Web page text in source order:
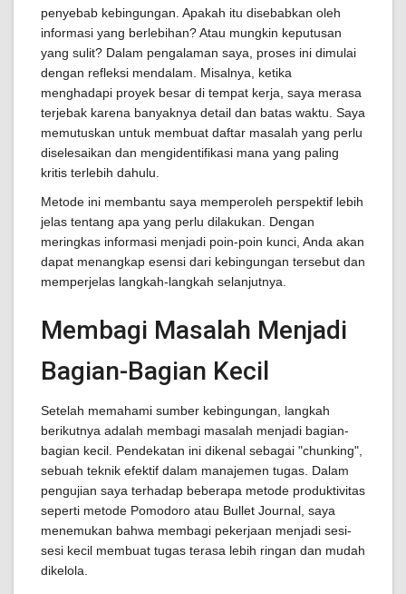
penyebab kebingungan. Apakah itu disebabkan oleh
informasi yang berlebihan? Atau mungkin keputusan
yang sulit? Dalam pengalaman saya, proses ini dimulai
dengan refleksi mendalam. Misalnya, ketika
menghadapi proyek besar di tempat kerja, saya merasa
terjebak karena banyaknya detail dan batas waktu. Saya
memutuskan untuk membuat daftar masalah yang perlu
diselesaikan dan mengidentifikasi mana yang paling
kritis terlebih dahulu.
Metode ini membantu saya memperoleh perspektif lebih
jelas tentang apa yang perlu dilakukan. Dengan
meringkas informasi menjadi poin-poin kunci, Anda akan
dapat menangkap esensi dari kebingungan tersebut dan
memperjelas langkah-langkah selanjutnya.
Membagi Masalah Menjadi
Bagian-Bagian Kecil
Setelah memahami sumber kebingungan, langkah
berikutnya adalah membagi masalah menjadi bagian-
bagian kecil. Pendekatan ini dikenal sebagai "chunking",
sebuah teknik efektif dalam manajemen tugas. Dalam
pengujian saya terhadap beberapa metode produktivitas
seperti metode Pomodoro atau Bullet Journal, saya
menemukan bahwa membagi pekerjaan menjadi sesi-
sesi kecil membuat tugas terasa lebih ringan dan mudah
dikelola.